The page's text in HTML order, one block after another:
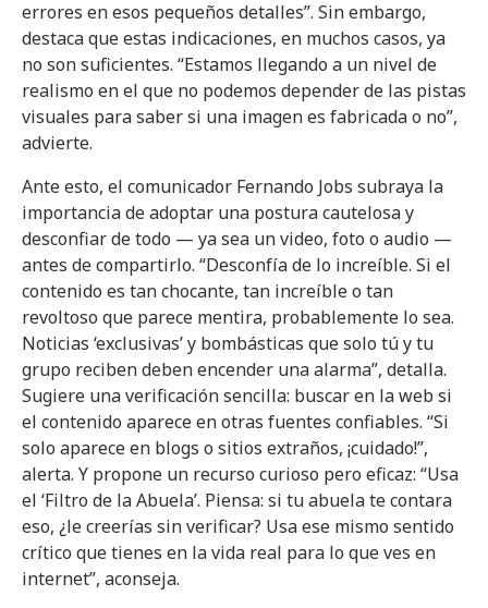
errores en esos pequeños detalles”. Sin embargo,
destaca que estas indicaciones, en muchos casos, ya
no son suficientes. “Estamos llegando a un nivel de
realismo en el que no podemos depender de las pistas
visuales para saber si una imagen es fabricada o no”,
advierte.
Ante esto, el comunicador Fernando Jobs subraya la
importancia de adoptar una postura cautelosa y
desconfiar de todo — ya sea un video, foto o audio —
antes de compartirlo. “Desconfía de lo increíble. Si el
contenido es tan chocante, tan increíble o tan
revoltoso que parece mentira, probablemente lo sea.
Noticias ‘exclusivas’ y bombásticas que solo tú y tu
grupo reciben deben encender una alarma”, detalla.
Sugiere una verificación sencilla: buscar en la web si
el contenido aparece en otras fuentes confiables. “Si
solo aparece en blogs o sitios extraños, ¡cuidado!”,
alerta. Y propone un recurso curioso pero eficaz: “Usa
el ‘Filtro de la Abuela’. Piensa: si tu abuela te contara
eso, ¿le creerías sin verificar? Usa ese mismo sentido
crítico que tienes en la vida real para lo que ves en
internet”, aconseja.